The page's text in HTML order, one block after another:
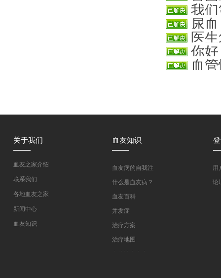
我
后用输
尿
医
葡萄酒
你
在血管
血
关于我们 血友知识
血友之家介绍
联系我们
各地血友之家
新闻中心
血友知识
血友病的自我注
射教学
什么是血友病？
血友百科
并发症
治疗方案
治疗地图
用
论